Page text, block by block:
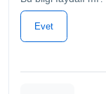
Evet